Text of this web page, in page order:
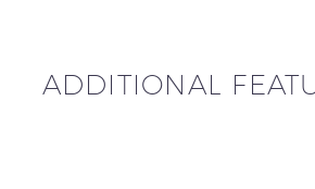
ADDITIONAL